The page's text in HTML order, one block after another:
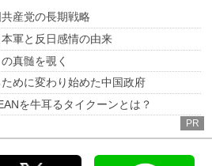
産党の長期戦略
軍と反日感情の由来
真髄を覗く
めに変わり始めた中国政府
を牛耳るタイクーンとは？
PR